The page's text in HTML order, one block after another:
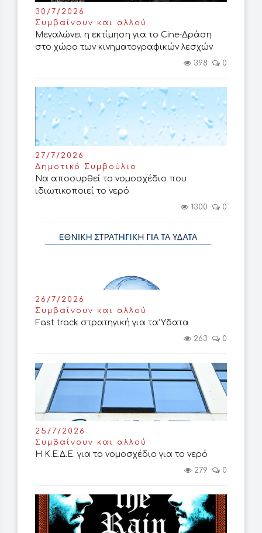
30/7/2026
Συμβαίνουν και αλλού
Μεγαλώνει η εκτίμηση για το Cine-Δράση
στο χώρο των κινηματογραφικών λεσχών
398 0
27/7/2026
Δημοτικό Συμβούλιο
Να αποσυρθεί το νομοσχέδιο που
ιδιωτικοποιεί το νερό
1300 0
26/7/2026
Συμβαίνουν και αλλού
Fast track στρατηγική για τα Ύδατα
263 0
25/7/2026
Συμβαίνουν και αλλού
Η Κ.Ε.Δ.Ε. για το νομοσχέδιο για το νερό
279 0